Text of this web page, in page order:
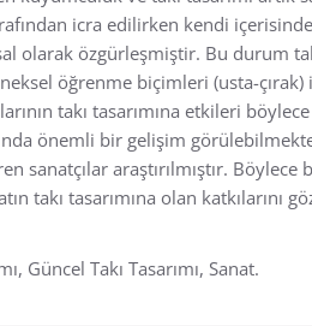
icra edilirken kendi
olarak özgürleşmiştir. Bu durum
öğrenme biçimleri (usta-
takı tasarımına etkileri
önemli bir gelişim
sanatçılar araştırılmıştır.
takı tasarımına olan katkılarını
Güncel Takı Tasarımı, Sanat.